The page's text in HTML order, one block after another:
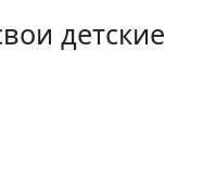
детские